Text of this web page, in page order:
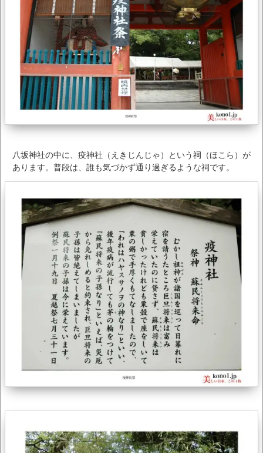
八坂神社の中に、疫神社（えきじんじゃ）という祠（ほこら）が
あります。普段は、誰も気づかず通り過ぎるような祠です。